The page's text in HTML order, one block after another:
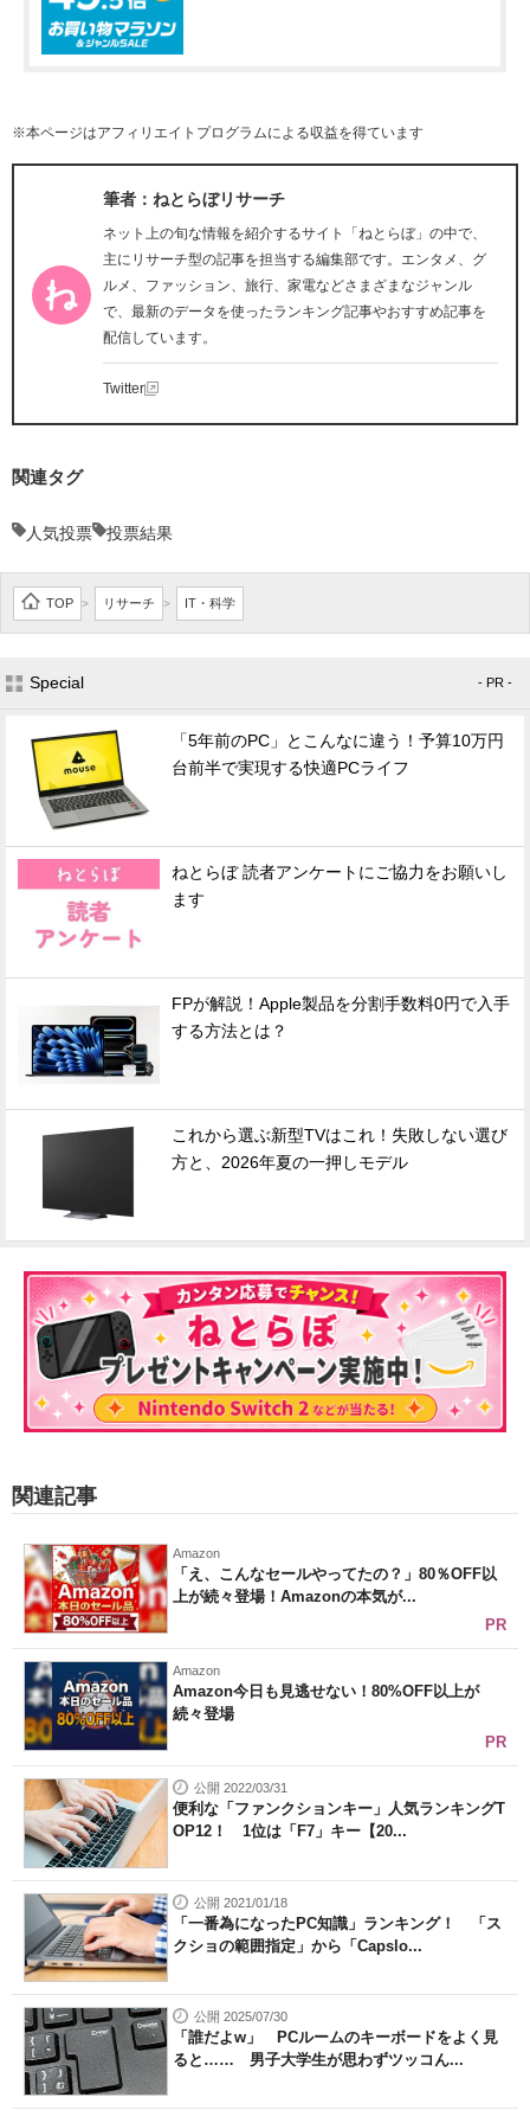
※本ページはアフィリエイトプログラムによる収益を得ています
筆者：ねとらぼリサーチ
ネット上の旬な情報を紹介するサイト「ねとらぼ」の中で、
主にリサーチ型の記事を担当する編集部です。エンタメ、グ
ルメ、ファッション、旅行、家電などさまざまなジャンル
で、最新のデータを使ったランキング記事やおすすめ記事を
配信しています。
Twitter
関連タグ
人気投票 投票結果
TOP > リサーチ > IT・科学
Special - PR -
「5年前のPC」とこんなに違う！予算10万円
台前半で実現する快適PCライフ
ねとらぼ 読者アンケートにご協力をお願いし
ます
FPが解説！Apple製品を分割手数料0円で入手
する方法とは？
これから選ぶ新型TVはこれ！失敗しない選び
方と、2026年夏の一押しモデル
関連記事
Amazon
「え、こんなセールやってたの？」80％OFF以
上が続々登場！Amazonの本気が...
PR
Amazon
Amazon今日も見逃せない！80%OFF以上が
続々登場
PR
公開 2022/03/31
便利な「ファンクションキー」人気ランキングT
OP12！ 1位は「F7」キー【20...
公開 2021/01/18
「一番為になったPC知識」ランキング！ 「ス
クショの範囲指定」から「Capslo...
公開 2025/07/30
「誰だよw」 PCルームのキーボードをよく見
ると…… 男子大学生が思わずツッコん...